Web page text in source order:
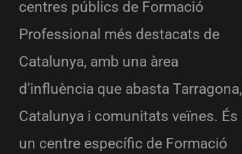
centres públics de Formació
Professional més destacats de
Catalunya, amb una àrea
d’influència que abasta Tarragona,
Catalunya i comunitats veïnes. És
un centre específic de Formació